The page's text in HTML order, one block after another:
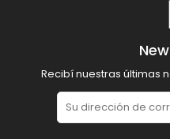
Recibí nuestras últimas